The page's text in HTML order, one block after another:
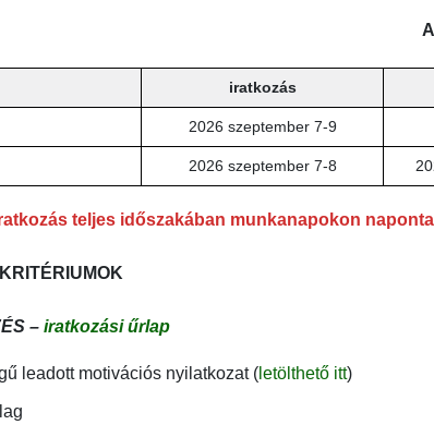
iratkozás
2026 szeptember 7-9
2026 szeptember 7-8
teljes időszakában munkanapokon
– iratkozási űrlap
leadott motivációs nyilatkozat ( letölthető itt)